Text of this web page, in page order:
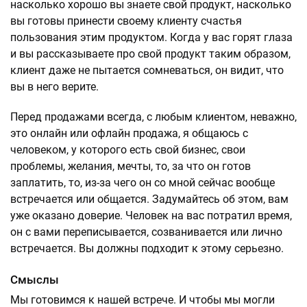
насколько хорошо вы знаете свой продукт, насколько
вы готовы принести своему клиенту счастья
пользования этим продуктом. Когда у вас горят глаза
и вы рассказываете про свой продукт таким образом,
клиент даже не пытается сомневаться, он видит, что
вы в него верите.
Перед продажами всегда, с любым клиентом, неважно,
это онлайн или офлайн продажа, я общаюсь с
человеком, у которого есть свой бизнес, свои
проблемы, желания, мечты, то, за что он готов
заплатить, то, из-за чего он со мной сейчас вообще
встречается или общается. Задумайтесь об этом, вам
уже оказано доверие. Человек на вас потратил время,
он с вами переписывается, созванивается или лично
встречается. Вы должны подходит к этому серьезно.
Смыслы
Мы готовимся к нашей встрече. И чтобы мы могли